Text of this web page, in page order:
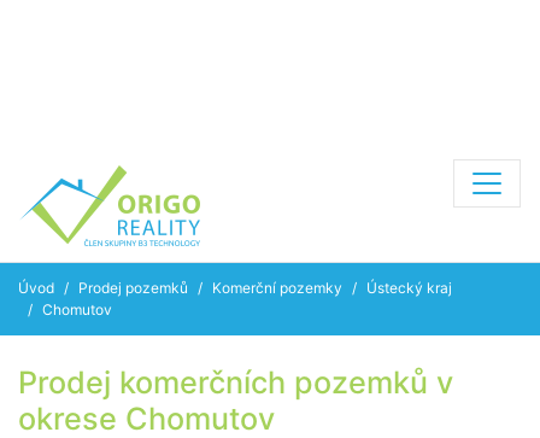
Úvod Prodej pozemků Komerční pozemky
Ústecký kraj
Chomutov
Prodej komerčních pozemků v
okrese Chomutov